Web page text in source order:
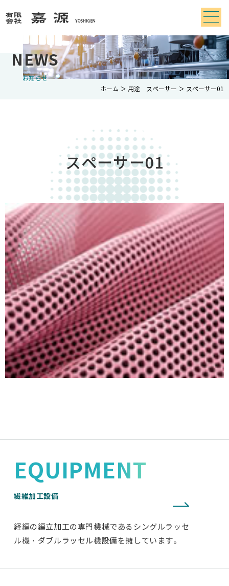
NEWS
お知らせ
ホーム ＞ 用途 スペーサー ＞ スペーサー01
スペーサー01
EQUIPMENT
繊維加工設備
経編の編立加工の専門機械であるシングルラッセ
ル機・ダブルラッセル機設備を擁しています。